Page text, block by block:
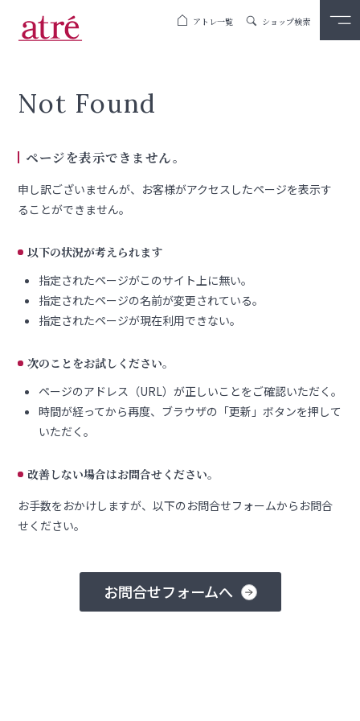
アトレ一覧 ショップ検索
Not Found
ページを表示できません。
申し訳ございませんが、お客様がアクセスしたページを表示す
ることができません。
以下の状況が考えられます
指定されたページがこのサイト上に無い。
指定されたページの名前が変更されている。
指定されたページが現在利用できない。
次のことをお試しください。
ページのアドレス（URL）が正しいことをご確認いただく。
時間が経ってから再度、ブラウザの「更新」ボタンを押して
いただく。
改善しない場合はお問合せください。
お手数をおかけしますが、以下のお問合せフォームからお問合
せください。
お問合せフォームへ